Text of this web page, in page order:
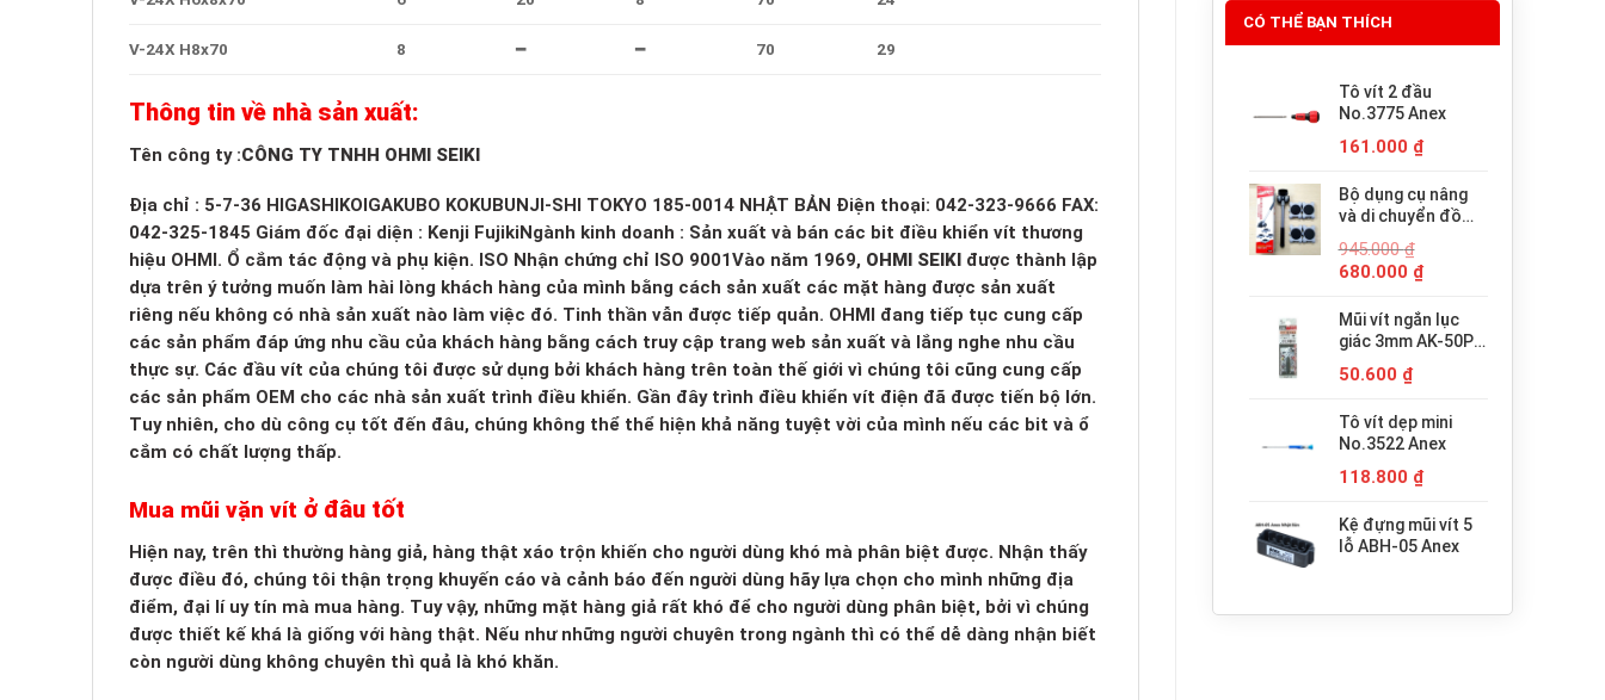
CÓ THỂ BẠN THÍCH
Tô vít 2 đầu
No.3775 Anex
161.000 ₫
Bộ dụng cụ nâng
và di chuyển đồ
minh PICUS LP-
200N
945.000₫
Giá
là:
945.000 ₫.
680.000 ₫Giá
tại
là:
Mũi vít ngắn lục
giác 3mm AK-50P-
50.600 ₫
Tô vít dẹp mini
No.3522 Anex
118.800 ₫
Kệ đựng mũi vít 5
lỗ ABH-05 Anex
V-24X H8x70 8 ━ ━ 70 29
Thông tin về nhà sản xuất:
Tên công ty :CÔNG TY TNHH OHMI SEIKI
Địa chỉ : 5-7-36 HIGASHIKOIGAKUBO KOKUBUNJI-SHI TOKYO 185-0014 NHẬT BẢN Điện thoại: 042-323-9666 FAX:
042-325-1845 Giám đốc đại diện : Kenji FujikiNgành kinh doanh : Sản xuất và bán các bit điều khiển vít thương
hiệu OHMI. Ổ cắm tác động và phụ kiện. ISO Nhận chứng chỉ ISO 9001Vào năm 1969, OHMI SEIKI được thành lập
dựa trên ý tưởng muốn làm hài lòng khách hàng của mình bằng cách sản xuất các mặt hàng được sản xuất
riêng nếu không có nhà sản xuất nào làm việc đó. Tinh thần vẫn được tiếp quản. OHMI đang tiếp tục cung cấp
các sản phẩm đáp ứng nhu cầu của khách hàng bằng cách truy cập trang web sản xuất và lắng nghe nhu cầu
thực sự. Các đầu vít của chúng tôi được sử dụng bởi khách hàng trên toàn thế giới vì chúng tôi cũng cung cấp
các sản phẩm OEM cho các nhà sản xuất trình điều khiển. Gần đây trình điều khiển vít điện đã được tiến bộ lớn.
Tuy nhiên, cho dù công cụ tốt đến đâu, chúng không thể thể hiện khả năng tuyệt vời của mình nếu các bit và ổ
cắm có chất lượng thấp.
Mua mũi vặn vít ở đâu tốt
Hiện nay, trên thì thường hàng giả, hàng thật xáo trộn khiến cho người dùng khó mà phân biệt được. Nhận thấy
được điều đó, chúng tôi thận trọng khuyến cáo và cảnh báo đến người dùng hãy lựa chọn cho mình những địa
điểm, đại lí uy tín mà mua hàng. Tuy vậy, những mặt hàng giả rất khó để cho người dùng phân biệt, bởi vì chúng
được thiết kế khá là giống với hàng thật. Nếu như những người chuyên trong ngành thì có thể dễ dàng nhận biết
còn người dùng không chuyên thì quả là khó khăn.